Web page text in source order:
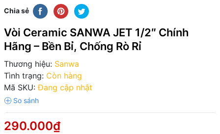
Chia sẻ
Vòi Ceramic SANWA JET 1/2″ Chính
Hãng – Bền Bỉ, Chống Rò Rỉ
Thương hiệu: Sanwa
Tình trạng: Còn hàng
Mã SKU: Đang cập nhật
290.000₫